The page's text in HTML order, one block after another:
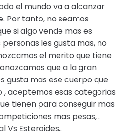
el mundo va a alcanzar
Por tanto, no seamos
si algo vende mas es
les gusta mas, no
el merito que tiene
que a la gran
gusta mas ese cuerpo que
, aceptemos esas categorias
tienen para conseguir mas
mas pesas, .
Vs Esteroides..